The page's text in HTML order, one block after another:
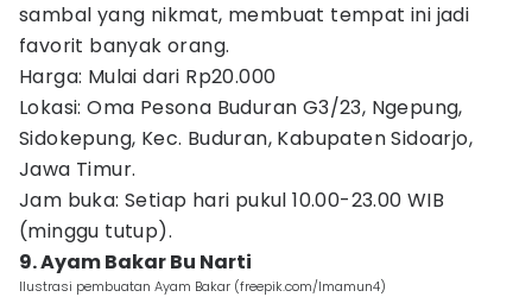
sambal yang nikmat, membuat tempat ini jadi
favorit banyak orang.
Harga: Mulai dari Rp20.000
Lokasi: Oma Pesona Buduran G3/23, Ngepung,
Sidokepung, Kec. Buduran, Kabupaten Sidoarjo,
Jawa Timur.
Jam buka: Setiap hari pukul 10.00-23.00 WIB
(minggu tutup).
9. Ayam Bakar Bu Narti
Ilustrasi pembuatan Ayam Bakar (freepik.com/lmamun4)